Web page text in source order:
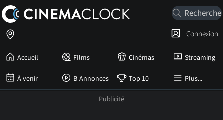
Accueil FIlms Cinémas Streaming
À venir B-Annonces Top 10 Plus...
Connexion